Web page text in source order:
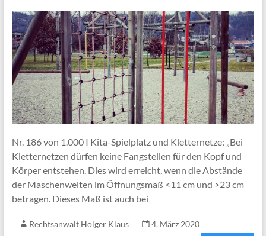
Nr. 186 von 1.000 I Kita-Spielplatz und Kletternetze: „Bei
Kletternetzen dürfen keine Fangstellen für den Kopf und
Körper entstehen. Dies wird erreicht, wenn die Abstände
der Maschenweiten im Öffnungsmaß <11 cm und >23 cm
betragen. Dieses Maß ist auch bei
Rechtsanwalt Holger Klaus
4. März 2020